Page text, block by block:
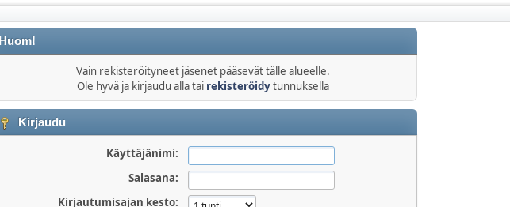
Huom!
Vain rekisteröityneet jäsenet pääsevät tälle alueelle.
Ole hyvä ja kirjaudu alla tai rekisteröidytunnuksella
Kirjaudu
Käyttäjänimi:
Salasana:
Kirjautumisajan kesto: